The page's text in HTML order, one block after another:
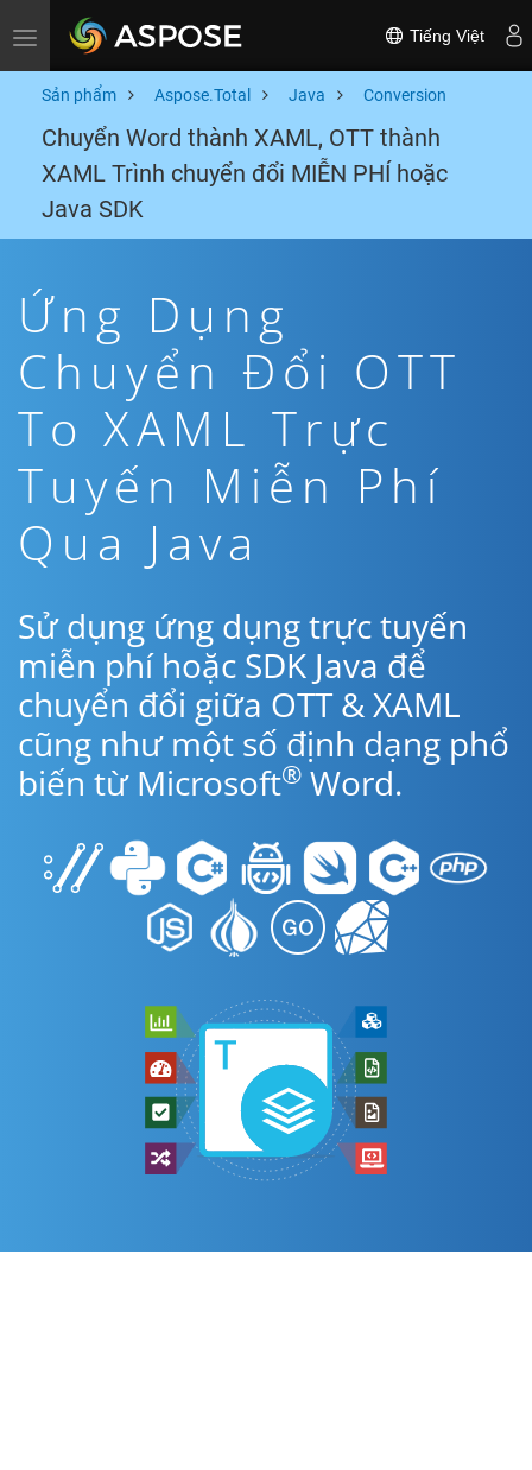
Toggle navigation Tiếng Việt
Sản phẩm Aspose.Total Java Conversion
Chuyển Word thành XAML, OTT thành
XAML Trình chuyển đổi MIỄN PHÍ hoặc
Java SDK
Ứng Dụng
Chuyển Đổi OTT
To XAML Trực
Tuyến Miễn Phí
Qua Java
Sử dụng ứng dụng trực tuyến
miễn phí hoặc SDK Java để
chuyển đổi giữa OTT & XAML
cũng như một số định dạng phổ
biến từ Microsoft® Word.